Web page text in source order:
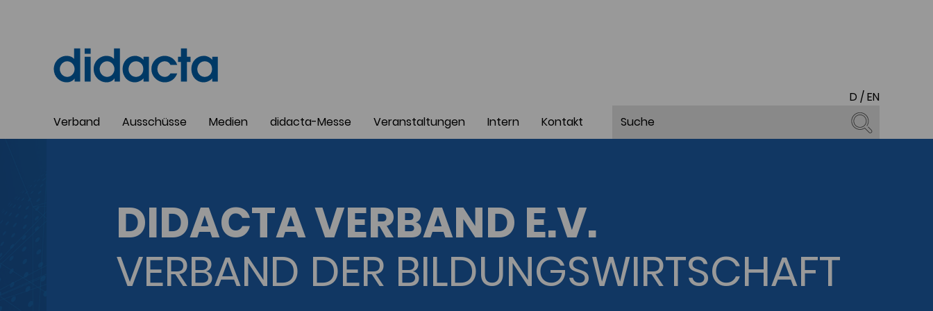
D /EN
Verband
Ausschüsse Medien didacta-Messe Veranstaltungen Intern Kontakt
DIDACTA VERBAND E.V.
VERBAND DER BILDUNGSWIRTSCHAFT